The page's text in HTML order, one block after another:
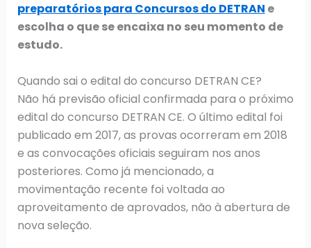
preparatórios para Concursos do DETRAN e
escolha o que se encaixa no seu momento de
estudo.
Quando sai o edital do concurso DETRAN CE?
Não há previsão oficial confirmada para o próximo
edital do concurso DETRAN CE. O último edital foi
publicado em 2017, as provas ocorreram em 2018
e as convocações oficiais seguiram nos anos
posteriores. Como já mencionado, a
movimentação recente foi voltada ao
aproveitamento de aprovados, não à abertura de
nova seleção.